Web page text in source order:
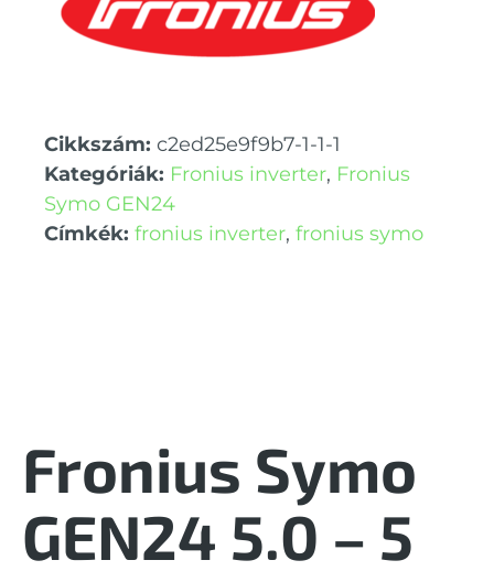
Cikkszám: c2ed25e9f9b7-1-1-1
Kategóriák: Fronius inverter, Fronius
Symo GEN24
Címkék: fronius inverter, fronius symo
Fronius Symo
GEN24 5.0 – 5